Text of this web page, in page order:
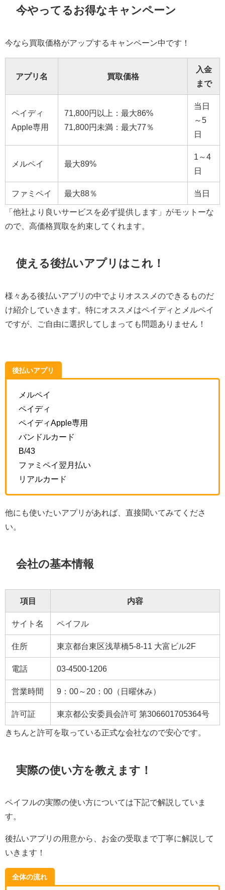
今やってるお得なキャンペーン
今なら買取価格がアップするキャンペーン中です！
アプリ名 買取価格
入金
まで
ペイディ
Apple専用
71,800円以上：最大86%
71,800円未満：最大77％
当日
～5
日
メルペイ 最大89%
1～4
日
ファミペイ 最大88％ 当日
「他社より良いサービスを必ず提供します」がモットーな
ので、高価格買取を約束してくれます。
使える後払いアプリはこれ！
様々ある後払いアプリの中でよりオススメのできるものだ
け紹介していきます。特にオススメはペイディとメルペイ
ですが、ご自由に選択してしまっても問題ありません！
後払いアプリ
メルペイ
ペイディ
ペイディApple専用
バンドルカード
B/43
ファミペイ翌月払い
リアルカード
他にも使いたいアプリがあれば、直接聞いてみてくださ
い。
会社の基本情報
項目 内容
サイト名 ペイフル
住所 東京都台東区浅草橋5-8-11 大富ビル2F
電話 03-4500-1206
営業時間 9：00～20：00（日曜休み）
許可証 東京都公安委員会許可 第306601705364号
きちんと許可を取っている正式な会社なので安心です。
実際の使い方を教えます！
ペイフルの実際の使い方については下記で解説していま
す。
後払いアプリの用意から、お金の受取まで丁寧に解説して
いきます！
全体の流れ